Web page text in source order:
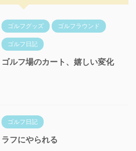
ゴルフグッズ ゴルフラウンド
ゴルフ日記
ゴルフ場のカート、嬉しい変化
ゴルフ日記
ラフにやられる